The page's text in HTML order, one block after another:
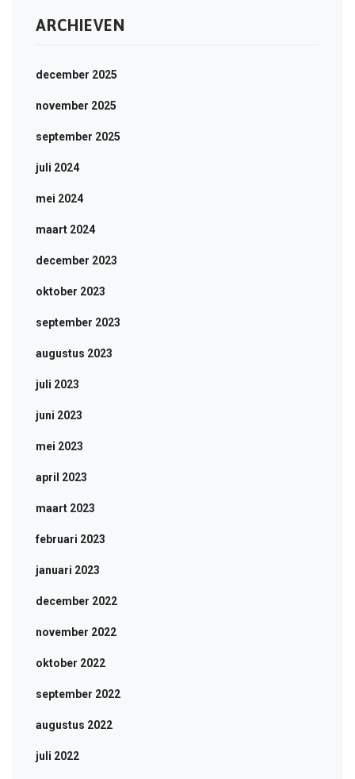
ARCHIEVEN
december 2025
november 2025
september 2025
juli 2024
mei 2024
maart 2024
december 2023
oktober 2023
september 2023
augustus 2023
juli 2023
juni 2023
mei 2023
april 2023
maart 2023
februari 2023
januari 2023
december 2022
november 2022
oktober 2022
september 2022
augustus 2022
juli 2022